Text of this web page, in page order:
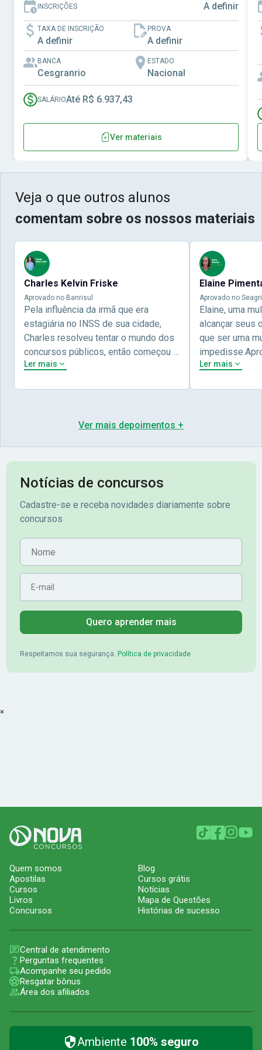
INSCRIÇÕES A definir
TAXA DE INSCRIÇÃO
A definir
PROVA
A definir
BANCA
Cesgranrio
ESTADO
Nacional
SALÁRIOAté R$ 6.937,43
Ver materiais
Veja o que outros alunos
comentam sobre os nossos materiais
Charles Kelvin Friske
Aprovado no Banrisul
Pela influência da irmã que era
estagiária no INSS de sua cidade,
Charles resolveu tentar o mundo dos
concursos públicos, então começou a
estudar com contéudo gratuito que a
preparação completa, e o resultado
abriu o concurso para o Banco da sua
cidade, o Banrisul. Se tornou
assinante premium e em seguida
mérito no concurso do
Banrisul.Charles Kelvin Friske -
Ler mais
Elaine
Aprovado no
Elaine, uma
alcançar seus
que ser uma
concursos
sua vida e
obstáculos
Pimenta -
Ler mais
Ver mais depoimentos +
Notícias de concursos
Cadastre-se e receba novidades diariamente sobre
concursos
Nome
E-mail
Quero aprender mais
Respeitamos sua segurança. Política de privacidade
×
Quem somos
Apostilas
Cursos
Livros
Concursos
Blog
Cursos grátis
Notícias
Mapa de Questões
Histórias de sucesso
Central de atendimento
Perguntas frequentes
Acompanhe seu pedido
Resgatar bônus
Área dos afiliados
Ambiente 100% seguro